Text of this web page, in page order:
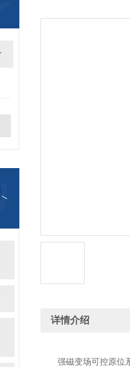
详情介绍
强磁变场可控原位系